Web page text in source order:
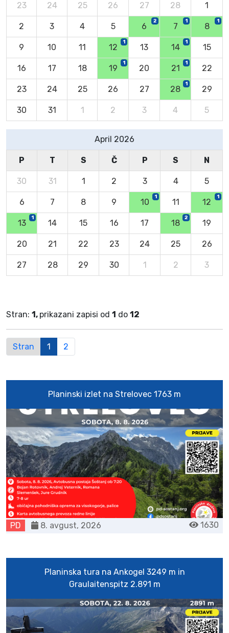
23 24 25 26 27 28 1
2 3 4 5 6
2
7
1
8
1
9 10 11 12
1
13 14
1
15
16 17 18 19
1
20 21
1
22
23 24 25 26 27 28
1
29
30 31 1 2 3 4 5
April 2026
P T S Č P S N
30 31 1 2 3 4 5
6 7 8 9 10
1
11 12
1
13
1
14 15 16 17 18
2
19
20 21 22 23 24 25 26
27 28 29 30 1 2 3
Stran: 1, prikazani zapisi od 1 do 12
Stran 1 2
Planinski izlet na Strelovec 1763 m
PD 1630
8. avgust, 2026
Planinska tura na Ankogel 3249 m in
Graulaitenspitz 2.891 m